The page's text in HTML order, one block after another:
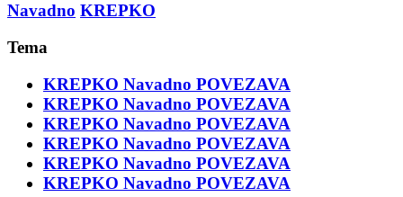
Navadno KREPKO
Tema
KREPKO Navadno POVEZAVA
KREPKO Navadno POVEZAVA
KREPKO Navadno POVEZAVA
KREPKO Navadno POVEZAVA
KREPKO Navadno POVEZAVA
KREPKO Navadno POVEZAVA